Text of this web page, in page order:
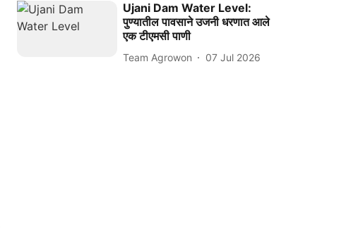
Ujani Dam Water Level:
पुण्यातील पावसाने उजनी धरणात आले
एक टीएमसी पाणी
Team Agrowon 07 Jul 2026